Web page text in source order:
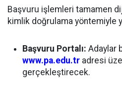
Başvuru işlemleri tamamen
kimlik doğrulama yöntemiyle
Başvuru Portalı: Adaylar
www.pa.edu.tr adresi
gerçekleştirecek.